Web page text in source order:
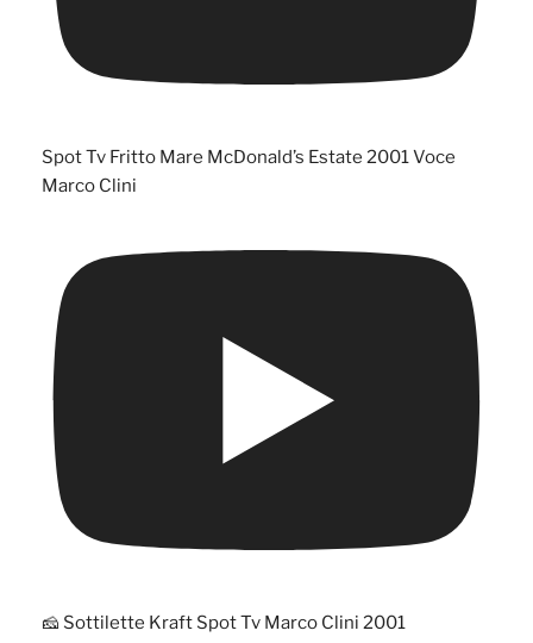
Spot Tv Fritto Mare McDonald’s Estate 2001 Voce
Marco Clini
🧀 Sottilette Kraft Spot Tv Marco Clini 2001